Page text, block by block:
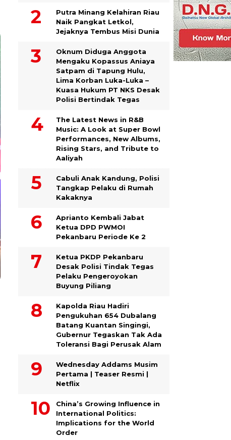
Putra Minang Kelahiran Riau
Naik Pangkat Letkol,
Jejaknya Tembus Misi Dunia
Oknum Diduga Anggota
Mengaku Kopassus Aniaya
Satpam di Tapung Hulu,
Lima Korban Luka-Luka –
Kuasa Hukum PT NKS Desak
Polisi Bertindak Tegas
The Latest News in R&B
Music: A Look at Super Bowl
Performances, New Albums,
Rising Stars, and Tribute to
Aaliyah
Cabuli Anak Kandung, Polisi
Tangkap Pelaku di Rumah
Kakaknya
Aprianto Kembali Jabat
Ketua DPD PWMOI
Pekanbaru Periode Ke 2
Ketua PKDP Pekanbaru
Desak Polisi Tindak Tegas
Pelaku Pengeroyokan
Buyung Piliang
Kapolda Riau Hadiri
Pengukuhan 654 Dubalang
Batang Kuantan Singingi,
Gubernur Tegaskan Tak Ada
Toleransi Bagi Perusak Alam
Wednesday Addams Musim
Pertama | Teaser Resmi |
Netflix
China’s Growing Influence in
International Politics:
Implications for the World
Order